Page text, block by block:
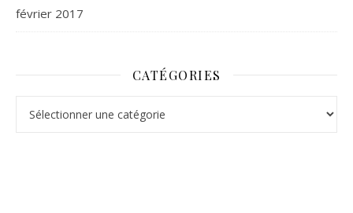
février 2017
CATÉGORIES